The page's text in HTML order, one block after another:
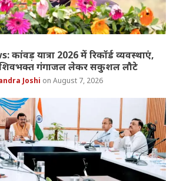
यात्रा 2026 में रिकॉर्ड व्यवस्थाएं,
गंगाजल लेकर सकुशल लौटे
Joshi August 7, 2026